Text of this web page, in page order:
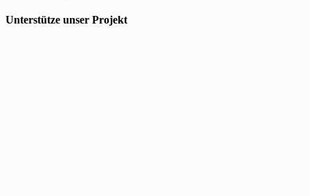
Unterstütze unser Projekt